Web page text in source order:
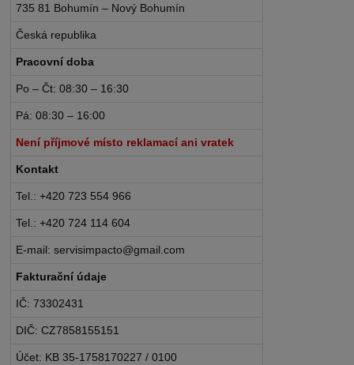
735 81 Bohumín – Nový Bohumín
Česká republika
Pracovní doba
Po – Čt: 08:30 – 16:30
Pá: 08:30 – 16:00
Není příjmové místo reklamací ani vratek
Kontakt
Tel.: +420 723 554 966
Tel.: +420 724 114 604
E-mail: servisimpacto@gmail.com
Fakturační údaje
IČ: 73302431
DIČ: CZ7858155151
Účet: KB 35-1758170227 / 0100